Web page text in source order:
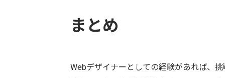
まとめ
Webデザイナーとしての経験があれば、